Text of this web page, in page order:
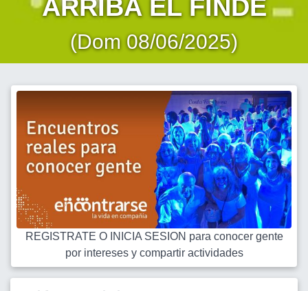
ARRIBA EL FINDE
(Dom 08/06/2025)
REGISTRATE O INICIA SESION para conocer gente
por intereses y compartir actividades